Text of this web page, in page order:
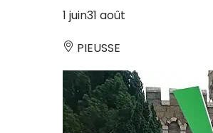
1 juin31 août
PIEUSSE